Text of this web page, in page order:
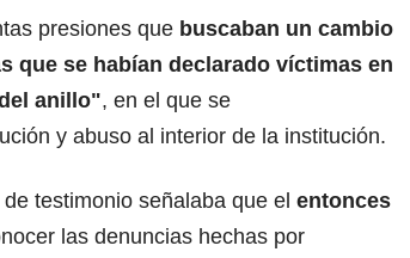
presiones que buscaban un cambio
que se habían declarado víctimas en
anillo", en el que se
y abuso al interior de la institución.
testimonio señalaba que el entonces
las denuncias hechas por